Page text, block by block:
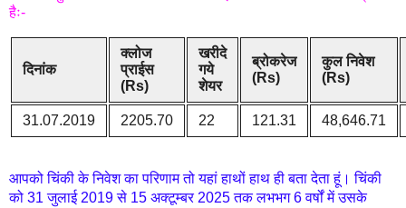
हैः-
दिनांक
क्लोज
प्राईस
(Rs)
खरीदे
गये
शेयर
ब्रोकरेज
(Rs)
कुल निवेश
(Rs)
31.07.2019 2205.70 22 121.31 48,646.71
आपको चिंकी के निवेश का परिणाम तो यहां हाथों हाथ ही बता देता हूं। चिंकी
को 31 जुलाई 2019 से 15 अक्टूम्बर 2025 तक लभभग 6 वर्षों में उसके